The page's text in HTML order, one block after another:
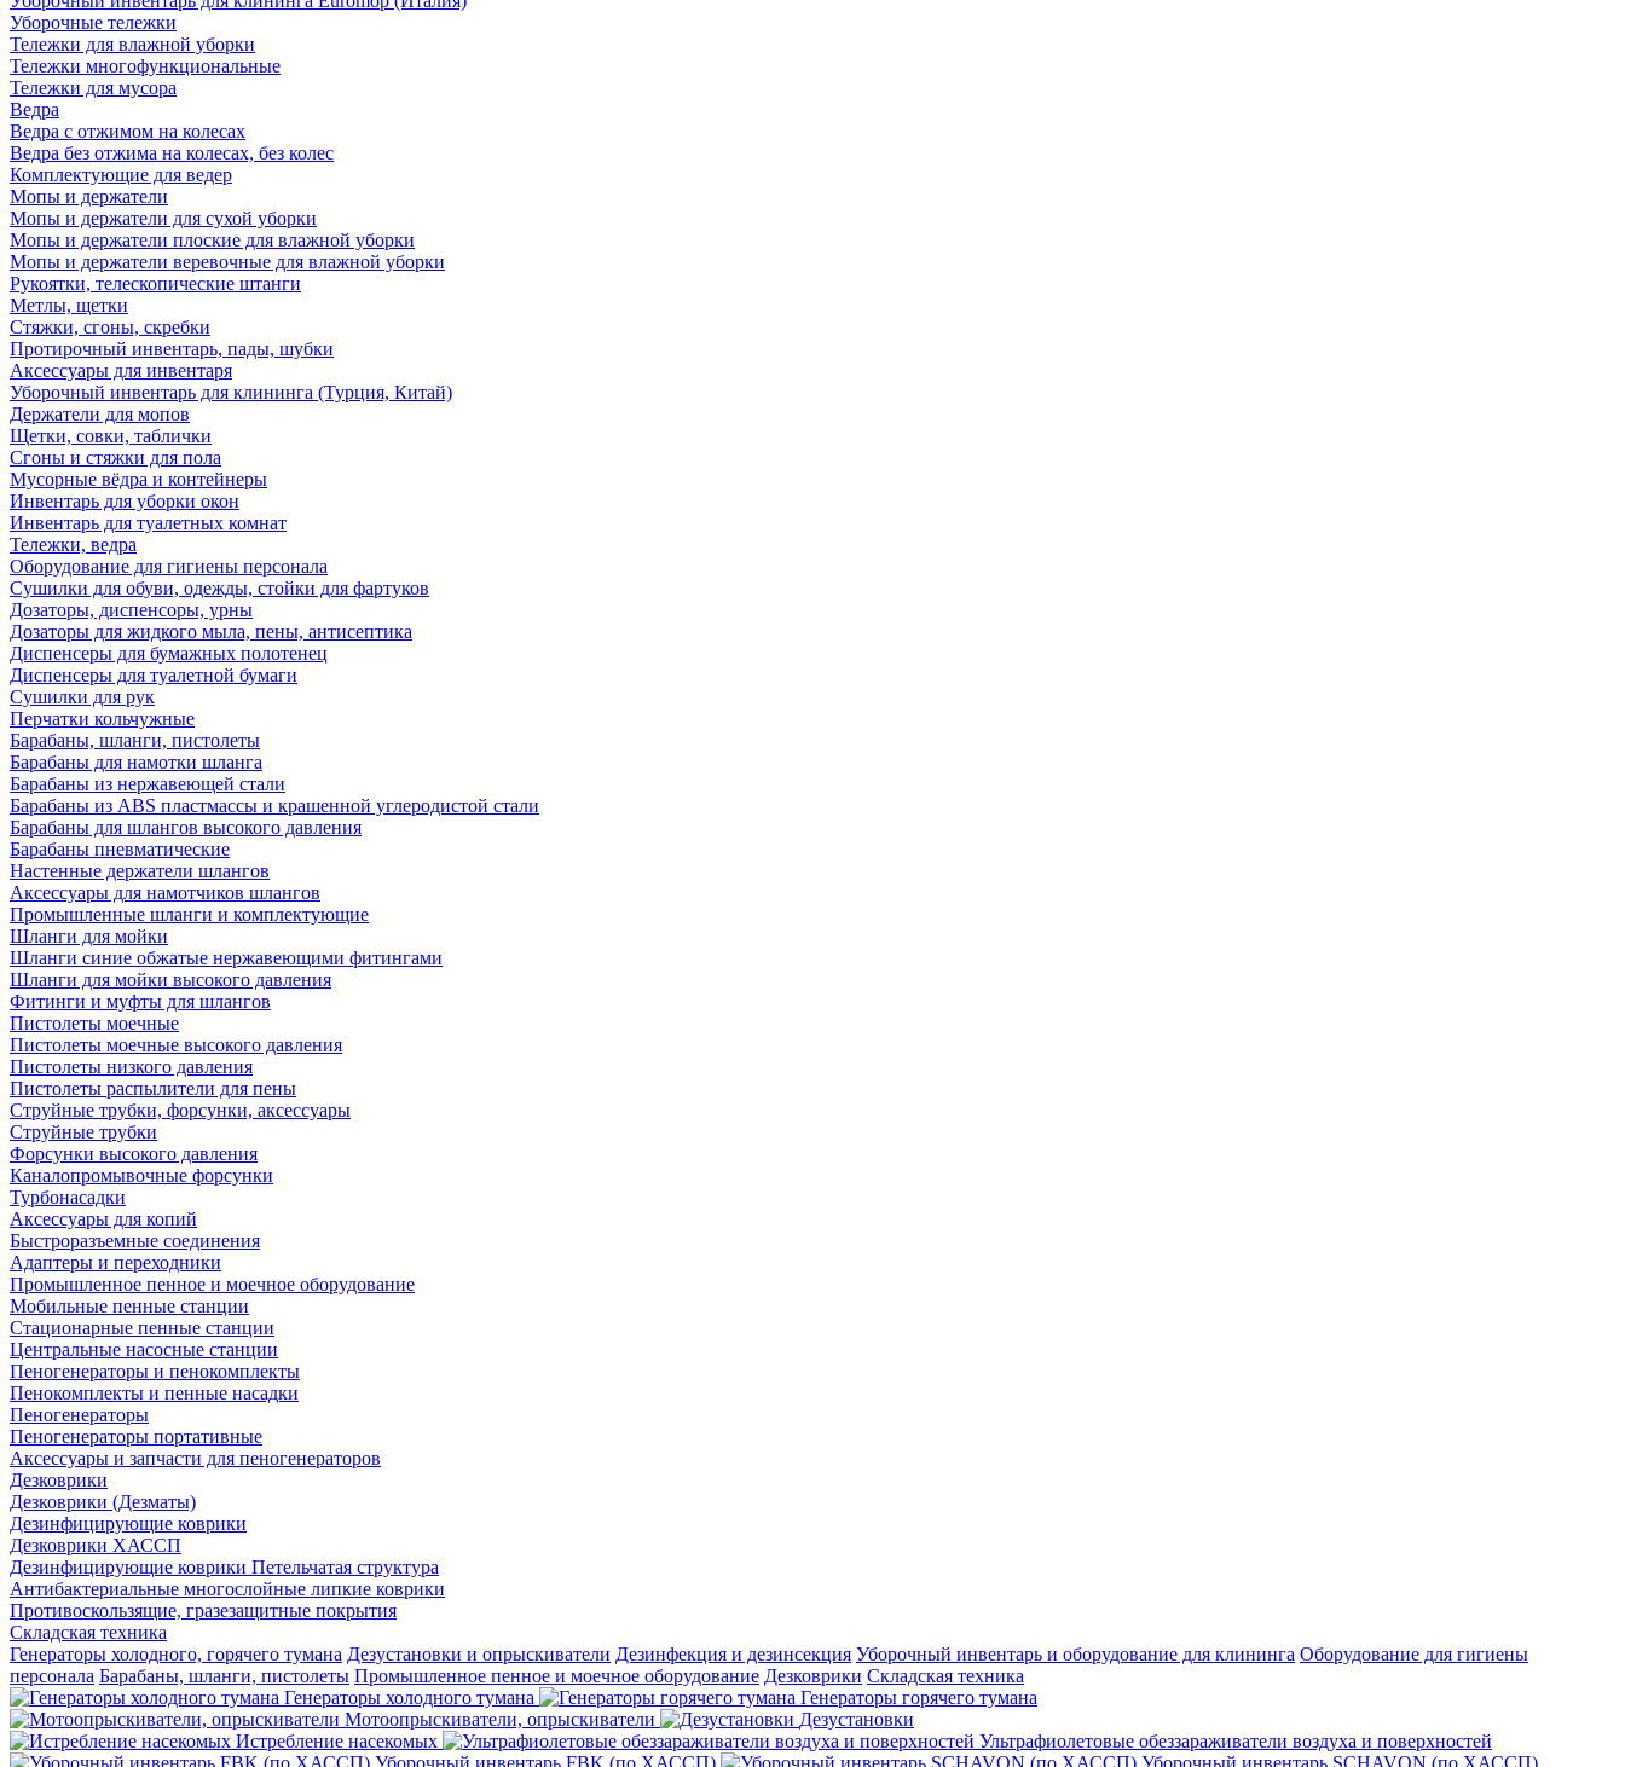
Уборочные тележки
Тележки для влажной уборки
Тележки многофункциональные
Тележки для мусора
Ведра
Ведра с отжимом на колесах
Ведра без отжима на колесах, без колес
Комплектующие для ведер
Мопы и держатели
Мопы и держатели для сухой уборки
Мопы и держатели плоские для влажной уборки
Мопы и держатели веревочные для влажной уборки
Рукоятки, телескопические штанги
Метлы, щетки
Стяжки, сгоны, скребки
Протирочный инвентарь, пады, шубки
Аксессуары для инвентаря
Уборочный инвентарь для клининга (Турция, Китай)
Держатели для мопов
Щетки, совки, таблички
Сгоны и стяжки для пола
Мусорные вёдра и контейнеры
Инвентарь для уборки окон
Инвентарь для туалетных комнат
Тележки, ведра
Оборудование для гигиены персонала
Сушилки для обуви, одежды, стойки для фартуков
Дозаторы, диспенсоры, урны
Дозаторы для жидкого мыла, пены, антисептика
Диспенсеры для бумажных полотенец
Диспенсеры для туалетной бумаги
Сушилки для рук
Перчатки кольчужные
Барабаны, шланги, пистолеты
Барабаны для намотки шланга
Барабаны из нержавеющей стали
Барабаны из ABS пластмассы и крашенной углеродистой стали
Барабаны для шлангов высокого давления
Барабаны пневматические
Настенные держатели шлангов
Аксессуары для намотчиков шлангов
Промышленные шланги и комплектующие
Шланги для мойки
Шланги синие обжатые нержавеющими фитингами
Шланги для мойки высокого давления
Фитинги и муфты для шлангов
Пистолеты моечные
Пистолеты моечные высокого давления
Пистолеты низкого давления
Пистолеты распылители для пены
Струйные трубки, форсунки, аксессуары
Струйные трубки
Форсунки высокого давления
Каналопромывочные форсунки
Турбонасадки
Аксессуары для копий
Быстроразъемные соединения
Адаптеры и переходники
Промышленное пенное и моечное оборудование
Мобильные пенные станции
Стационарные пенные станции
Центральные насосные станции
Пеногенераторы и пенокомплекты
Пенокомплекты и пенные насадки
Пеногенераторы
Пеногенераторы портативные
Аксессуары и запчасти для пеногенераторов
Дезковрики
Дезковрики (Дезматы)
Дезинфицирующие коврики
Дезковрики ХАССП
Дезинфицирующие коврики Петельчатая структура
Антибактериальные многослойные липкие коврики
Противоскользящие, гразезащитные покрытия
Складская техника
Генераторы холодного, горячего тумана Дезустановки и опрыскиватели Дезинфекция и дезинсекция Уборочный инвентарь и оборудование для клининга Оборудование для гигиены
персонала Барабаны, шланги, пистолеты Промышленное пенное и моечное оборудование Дезковрики Складская техника
Генераторы холодного тумана
Генераторы горячего тумана
Мотоопрыскиватели, опрыскиватели
Дезустановки
Истребление насекомых
Ультрафиолетовые обеззараживатели воздуха и поверхностей